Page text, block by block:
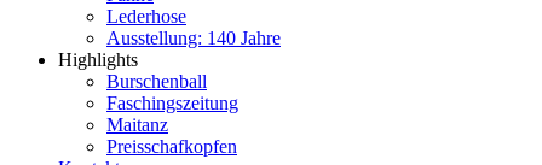
Lederhose
Ausstellung: 140 Jahre
Highlights
Burschenball
Faschingszeitung
Maitanz
Preisschafkopfen